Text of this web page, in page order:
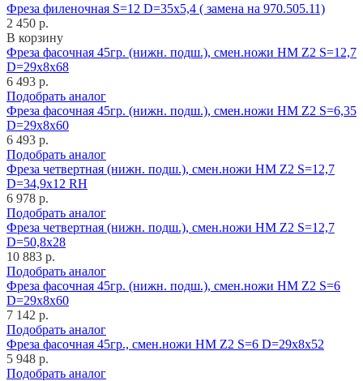
Фреза филеночная S=12 D=35x5,4 ( замена на 970.505.11)
2 450 р.
В корзину
Фреза фасочная 45гр. (нижн. подш.), смен.ножи HM Z2 S=12,7
D=29x8x68
6 493 р.
Подобрать аналог
Фреза фасочная 45гр. (нижн. подш.), смен.ножи HM Z2 S=6,35
D=29x8x60
6 493 р.
Подобрать аналог
Фреза четвертная (нижн. подш.), смен.ножи HM Z2 S=12,7
D=34,9x12 RH
6 978 р.
Подобрать аналог
Фреза четвертная (нижн. подш.), смен.ножи HM Z2 S=12,7
D=50,8x28
10 883 р.
Подобрать аналог
Фреза фасочная 45гр. (нижн. подш.), смен.ножи HM Z2 S=6
D=29x8x60
7 142 р.
Подобрать аналог
Фреза фасочная 45гр., смен.ножи HM Z2 S=6 D=29x8x52
5 948 р.
Подобрать аналог